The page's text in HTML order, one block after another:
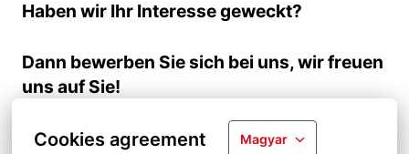
Cookies agreement Magyar
Haben wir Ihr Interesse geweckt?
Dann bewerben Sie sich bei uns, wir freuen
uns auf Sie!